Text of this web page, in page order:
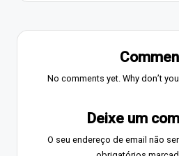
No comments yet. Why don’t
Deixe um
O seu endereço de email não